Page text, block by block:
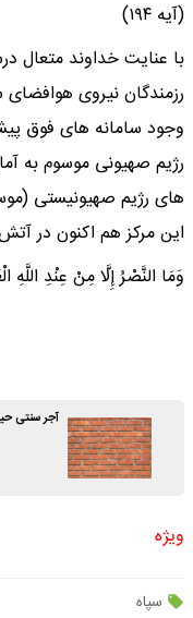
(آیه ۱۹۴)
رزمندگان نیروی
وجود سامانه های فوق
رژیم صهیونی موسوم به
های رژیم صهیونیستی
این مرکز هم اکنون در
وَمَا النَّصْرُ إِلَّا مِنْ عِنْدِ اللَّهِ
آجر سنتی حیدری 3 نسل در
ویژه
سپاه